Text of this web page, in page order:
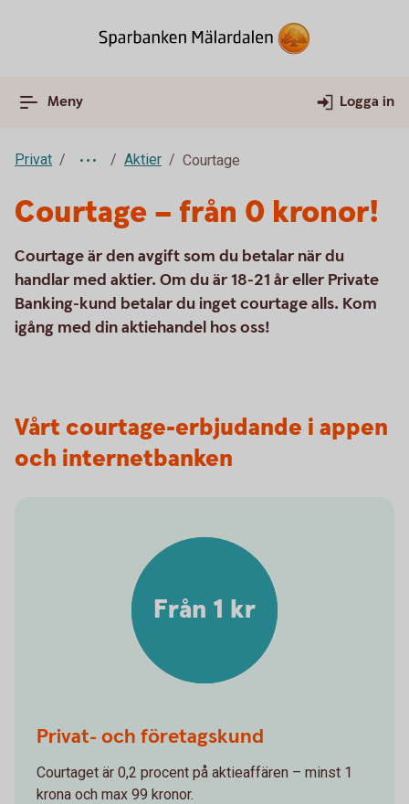
Meny Logga in
Privat Aktier Courtage
Courtage – från 0 kronor!
Courtage är den avgift som du betalar när du
handlar med aktier. Om du är 18-21 år eller Private
Banking-kund betalar du inget courtage alls. Kom
igång med din aktiehandel hos oss!
Vårt courtage-erbjudande i appen
och internetbanken
Från 1 kr
Privat- och företagskund
Courtaget är 0,2 procent på aktieaffären – minst 1
krona och max 99 kronor.